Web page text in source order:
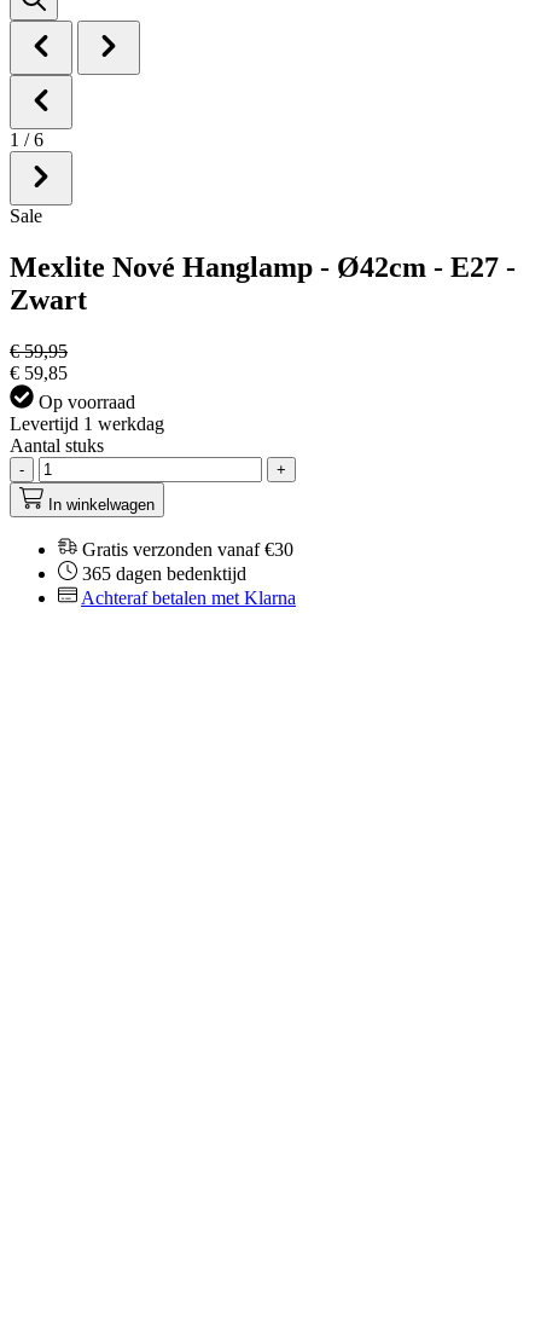
1 / 6
Sale
Mexlite Nové Hanglamp - Ø42cm - E27 -
Zwart
€ 59,95
€ 59,85
Op voorraad
Levertijd 1 werkdag
Aantal stuks
-
+
In winkelwagen
Gratis verzonden vanaf €30
365 dagen bedenktijd
Achteraf betalen met Klarna